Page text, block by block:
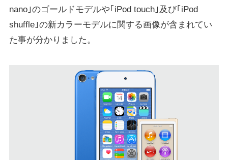
nano｣のゴールドモデルや｢iPod touch｣及び｢iPod
shuffle｣の新カラーモデルに関する画像が含まれてい
た事が分かりました。